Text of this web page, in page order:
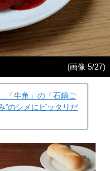
(画像 5/27)
「牛角」の「石鍋ご
”のシメにピッタリだ